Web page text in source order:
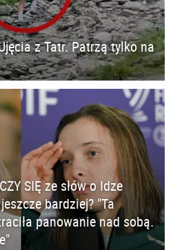
z Tatr. Patrzą tylko na
SIĘ ze słów o Idze
bardziej? "Ta
panowanie nad sobą.